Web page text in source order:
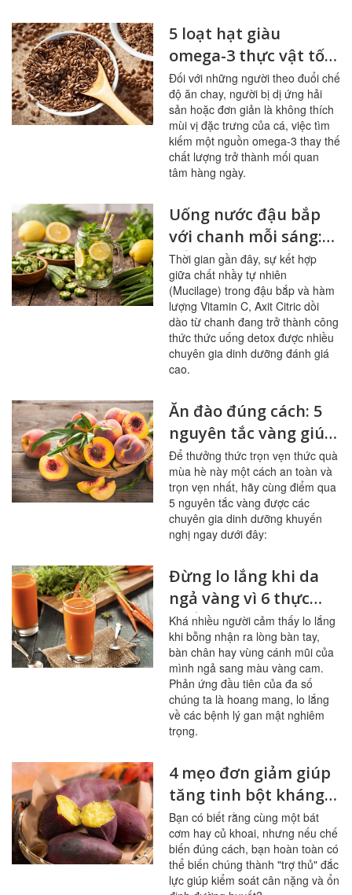
5 loạt hạt giàu
omega-3 thực vật tốt
nhất cho người ít ăn
cá
Đối với những người theo đuổi chế
độ ăn chay, người bị dị ứng hải
sản hoặc đơn giản là không thích
mùi vị đặc trưng của cá, việc tìm
kiếm một nguồn omega-3 thay thế
chất lượng trở thành mối quan
tâm hàng ngày.
Uống nước đậu bắp
với chanh mỗi sáng:
bổ mạch máu, ổn
đường huyết
Thời gian gần đây, sự kết hợp
giữa chất nhầy tự nhiên
(Mucilage) trong đậu bắp và hàm
lượng Vitamin C, Axit Citric dồi
dào từ chanh đang trở thành công
thức thức uống detox được nhiều
chuyên gia dinh dưỡng đánh giá
cao.
Ăn đào đúng cách: 5
nguyên tắc vàng giúp
sạch mạch máu,
tránh ngộ độc
Để thưởng thức trọn vẹn thức quà
mùa hè này một cách an toàn và
trọn vẹn nhất, hãy cùng điểm qua
5 nguyên tắc vàng được các
chuyên gia dinh dưỡng khuyến
nghị ngay dưới đây:
Đừng lo lắng khi da
ngả vàng vì 6 thực
phẩm này
Khá nhiều người cảm thấy lo lắng
khi bỗng nhận ra lòng bàn tay,
bàn chân hay vùng cánh mũi của
mình ngả sang màu vàng cam.
Phản ứng đầu tiên của đa số
chúng ta là hoang mang, lo lắng
về các bệnh lý gan mật nghiêm
trọng.
4 mẹo đơn giảm giúp
tăng tinh bột kháng
trong bữa ăn
Bạn có biết rằng cùng một bát
cơm hay củ khoai, nhưng nếu chế
biến đúng cách, bạn hoàn toàn có
thể biến chúng thành "trợ thủ" đắc
lực giúp kiểm soát cân nặng và ổn